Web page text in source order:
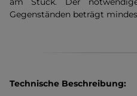
Gegenständen beträgt
Technische Beschreibung: